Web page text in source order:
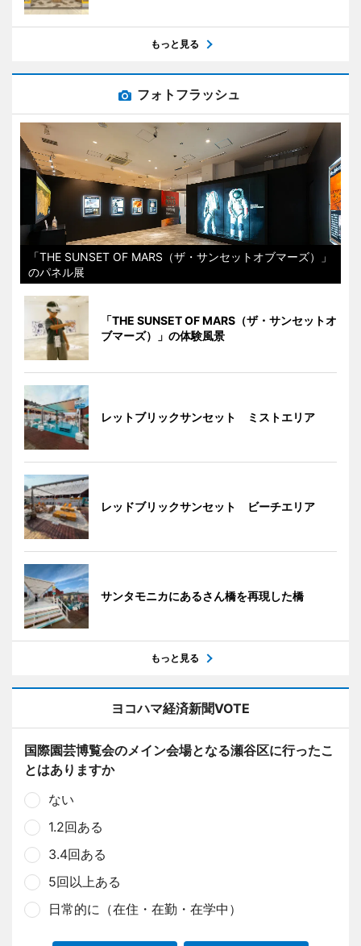
もっと見る
フォトフラッシュ
「THE SUNSET OF MARS（ザ・サンセットオブマーズ）」
のパネル展
「THE SUNSET OF MARS（ザ・サンセットオ
ブマーズ）」の体験風景
レットブリックサンセット ミストエリア
レッドブリックサンセット ビーチエリア
サンタモニカにあるさん橋を再現した橋
もっと見る
ヨコハマ経済新聞VOTE
国際園芸博覧会のメイン会場となる瀬谷区に行ったこ
とはありますか
ない
1.2回ある
3.4回ある
5回以上ある
日常的に（在住・在勤・在学中）